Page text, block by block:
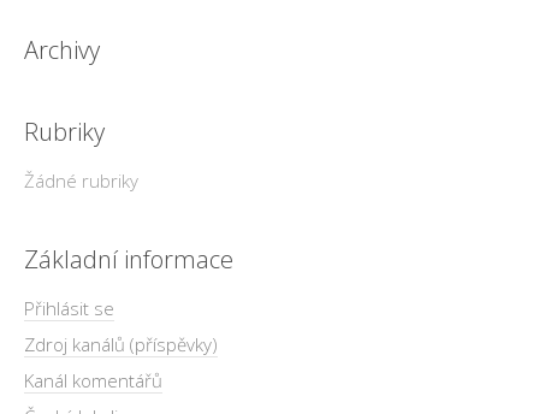
Archivy
Rubriky
Žádné rubriky
Základní informace
Přihlásit se
Zdroj kanálů (příspěvky)
Kanál komentářů